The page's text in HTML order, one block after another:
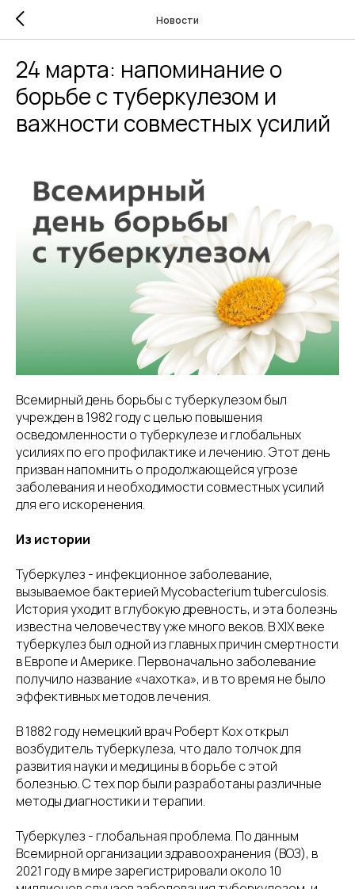
Новости
24 марта: напоминание о
борьбе с туберкулезом и
важности совместных усилий
Всемирный день борьбы с туберкулезом был
учрежден в 1982 году с целью повышения
осведомленности о туберкулезе и глобальных
усилиях по его профилактике и лечению. Этот день
призван напомнить о продолжающейся угрозе
заболевания и необходимости совместных усилий
для его искоренения.
Из истории
Туберкулез - инфекционное заболевание,
вызываемое бактерией Mycobacterium tuberculosis.
История уходит в глубокую древность, и эта болезнь
известна человечеству уже много веков. В XIX веке
туберкулез был одной из главных причин смертности
в Европе и Америке. Первоначально заболевание
получило название «чахотка», и в то время не было
эффективных методов лечения.
В 1882 году немецкий врач Роберт Кох открыл
возбудитель туберкулеза, что дало толчок для
развития науки и медицины в борьбе с этой
болезнью. С тех пор были разработаны различные
методы диагностики и терапии.
Туберкулез - глобальная проблема. По данным
Всемирной организации здравоохранения (ВОЗ), в
2021 году в мире зарегистрировали около 10